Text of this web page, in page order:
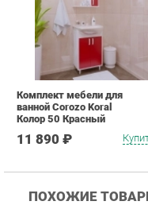
11 890 ₽
ПОХОЖИЕ ТОВАРЫ